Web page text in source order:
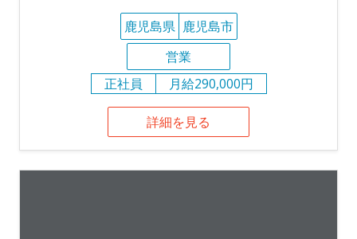
鹿児島県 鹿児島市
営業
正社員
月給290,000円
詳細を見る